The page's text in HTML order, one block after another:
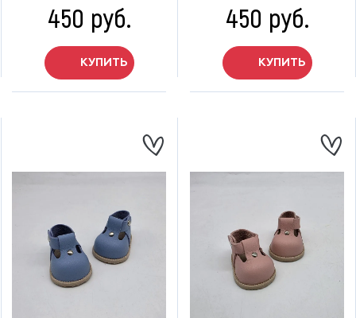
450 руб.
КУПИТЬ
450 руб.
КУПИТЬ